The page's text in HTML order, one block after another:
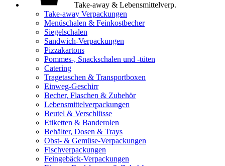
Take-away & Lebensmittelverp.
Take-away Verpackungen
Menüschalen & Feinkostbecher
Siegelschalen
Sandwich-Verpackungen
Pizzakartons
Pommes-, Snackschalen und -tüten
Catering
Tragetaschen & Transportboxen
Einweg-Geschirr
Becher, Flaschen & Zubehör
Lebensmittelverpackungen
Beutel & Verschlüsse
Etiketten & Banderolen
Behälter, Dosen & Trays
Obst- & Gemüse-Verpackungen
Fischverpackungen
Feingebäck-Verpackungen